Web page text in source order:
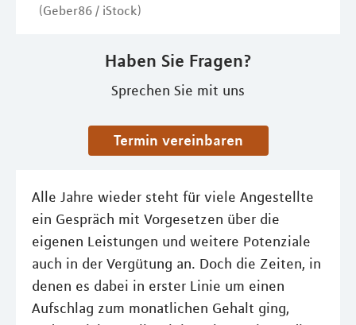
(Geber86 / iStock)
Haben Sie Fragen?
Sprechen Sie mit uns
Termin vereinbaren
Alle Jahre wieder steht für viele Angestellte
ein Gespräch mit Vorgesetzen über die
eigenen Leistungen und weitere Potenziale
auch in der Vergütung an. Doch die Zeiten, in
denen es dabei in erster Linie um einen
Aufschlag zum monatlichen Gehalt ging,